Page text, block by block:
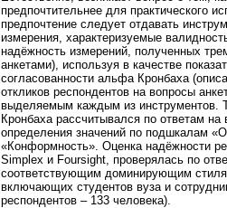
предпочтительнее для практического
предпочтение следует отдавать
измерения, характеризуемые
надёжность измерений, полученных
анкетами), используя в качестве
согласованности альфа Кронбаха
откликов респондентов на вопросы
выделяемым каждым из инструментов.
Кронбаха рассчитывался по ответам
определения значений по подшкалам
«Конформность». Оценка надёжности
Simplex и Foursight, проверялась по
соответствующим доминирующим
включающих студентов вуза и
респондентов – 133 человека).